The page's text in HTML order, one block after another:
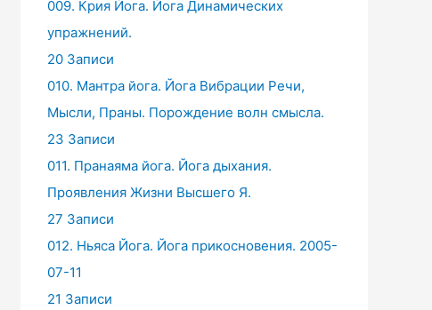
009. Крия Йога. Йога Динамических
упражнений.
20 Записи
010. Мантра йога. Йога Вибрации Речи,
Мысли, Праны. Порождение волн смысла.
23 Записи
011. Пранаяма йога. Йога дыхания.
Проявления Жизни Высшего Я.
27 Записи
012. Ньяса Йога. Йога прикосновения. 2005-
07-11
21 Записи